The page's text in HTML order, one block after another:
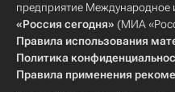
предприятие Международное
«Россия сегодня» (МИА
Правила использования
Политика
Правила применения